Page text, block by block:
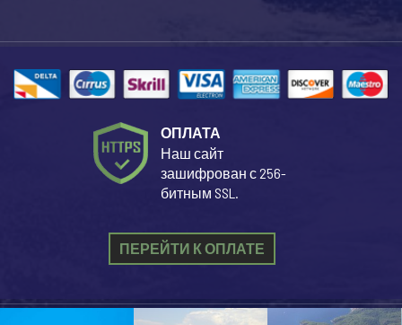
ОПЛАТА
Наш сайт
зашифрован с 256-
битным SSL.
ПЕРЕЙТИ К ОПЛАТЕ